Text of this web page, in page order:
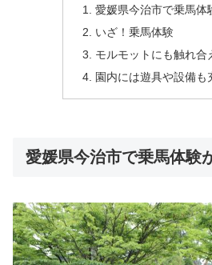
愛媛県今治市で乗馬体
いざ！乗馬体験
モルモットにも触れ合
園内には遊具や設備も
愛媛県今治市で乗馬体験